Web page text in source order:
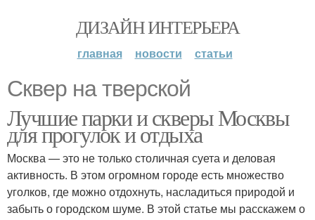
ДИЗАЙН ИНТЕРЬЕРА
главная новости статьи
Сквер на тверской
Лучшие парки и скверы Москвы
для прогулок и отдыха
Москва — это не только столичная суета и деловая
активность. В этом огромном городе есть множество
уголков, где можно отдохнуть, насладиться природой и
забыть о городском шуме. В этой статье мы расскажем о